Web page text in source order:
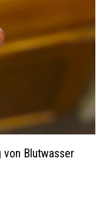
von Blutwasser